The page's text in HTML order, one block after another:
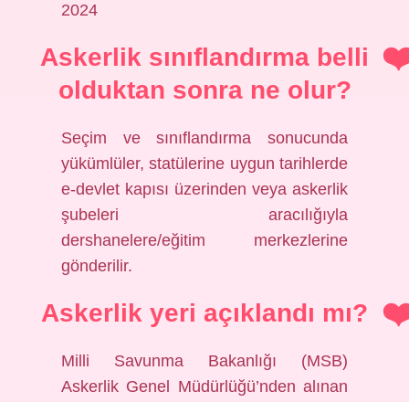
2024
Askerlik sınıflandırma belli
olduktan sonra ne olur?
Seçim ve sınıflandırma sonucunda
yükümlüler, statülerine uygun tarihlerde
e-devlet kapısı üzerinden veya askerlik
şubeleri aracılığıyla
dershanelere/eğitim merkezlerine
gönderilir.
Askerlik yeri açıklandı mı?
Milli Savunma Bakanlığı (MSB)
Askerlik Genel Müdürlüğü’nden alınan